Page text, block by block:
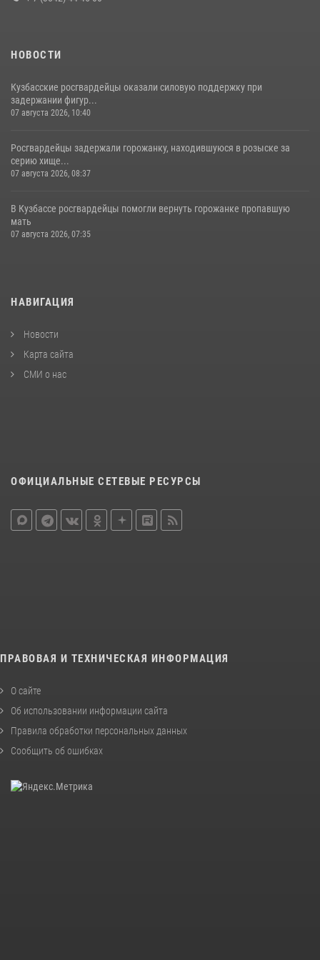
НОВОСТИ
Кузбасские росгвардейцы оказали силовую поддержку при
задержании фигур...
07 августа 2026, 10:40
Росгвардейцы задержали горожанку, находившуюся в розыске за
серию хище...
07 августа 2026, 08:37
В Кузбассе росгвардейцы помогли вернуть горожанке пропавшую
мать
07 августа 2026, 07:35
НАВИГАЦИЯ
Новости
Карта сайта
СМИ о нас
ОФИЦИАЛЬНЫЕ СЕТЕВЫЕ РЕСУРСЫ
ПРАВОВАЯ И ТЕХНИЧЕСКАЯ ИНФОРМАЦИЯ
О сайте
Об использовании информации сайта
Правила обработки персональных данных
Сообщить об ошибках